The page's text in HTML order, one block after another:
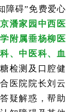
障碍”免费爱心
潘家园中西医
附属垂杨柳医
、中医科、血
检测及口腔健
医院院长刘云
疑解惑，帮助